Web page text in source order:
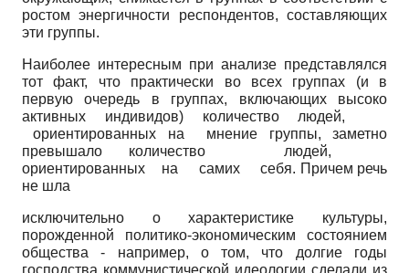
ростом энергичности респондентов, составляющих
эти группы.
Наиболее интересным при анализе представлялся
тот факт, что практически во всех группах (и в
первую очередь в группах, включающих высоко
активных индивидов) количество людей,
ориентированных на мнение группы, заметно
превышало количество людей,
ориентированных на самих себя. Причем речь
не шла
исключительно о характеристике культуры,
порожденной политико-экономическим состоянием
общества - например, о том, что долгие годы
господства коммунистической идеологии сделали из